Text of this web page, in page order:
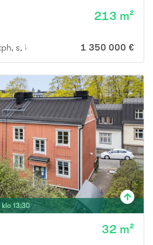
213 m²
s, khh, 3 x wc, terassi1 350 000 €
klo13:30
32 m²